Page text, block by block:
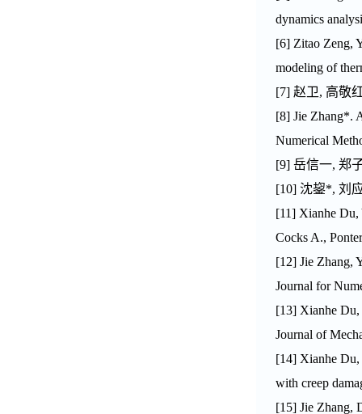
dynamics
[6] Zitao Zeng,
modeling of
[7] 赵卫, 高敬
[8] Jie Zhang*.
Numerical
[9] 岳信一, 郑
[10] 沈鋆*, 刘
[11] Xianhe
Cocks A.,
[12] Jie Zhang,
Journal for
[13] Xianhe Du,
Journal of
[14] Xianhe Du,
with creep
[1 5] Jie Zhang,